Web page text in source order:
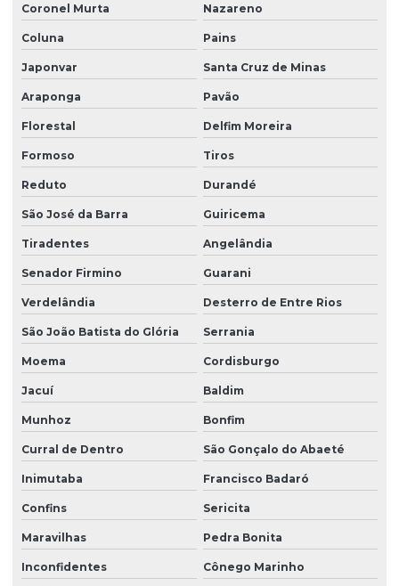
Coronel Murta Nazareno
Coluna Pains
Japonvar Santa Cruz de Minas
Araponga Pavão
Florestal Delfim Moreira
Formoso Tiros
Reduto Durandé
São José da Barra Guiricema
Tiradentes Angelândia
Senador Firmino Guarani
Verdelândia Desterro de Entre Rios
São João Batista do Glória Serrania
Moema Cordisburgo
Jacuí Baldim
Munhoz Bonfim
Curral de Dentro São Gonçalo do Abaeté
Inimutaba Francisco Badaró
Confins Sericita
Maravilhas Pedra Bonita
Inconfidentes Cônego Marinho